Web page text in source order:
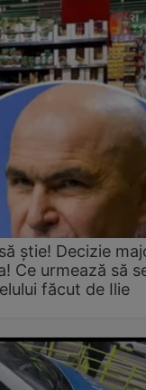
știe! Decizie
Ce urmează să
făcut de Ilie